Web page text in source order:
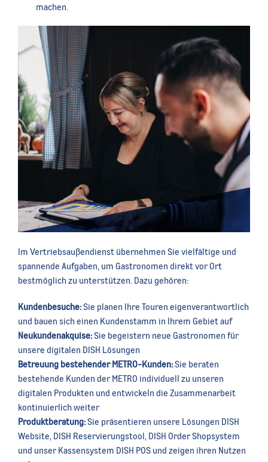
machen.
Im Vertriebsaußendienst übernehmen Sie vielfältige und
spannende Aufgaben, um Gastronomen direkt vor Ort
bestmöglich zu unterstützen. Dazu gehören:
Kundenbesuche:Sie planen Ihre Touren eigenverantwortlich
und bauen sich einen Kundenstamm in Ihrem Gebiet auf
Neukundenakquise:Sie begeistern neue Gastronomen für
unsere digitalen DISH Lösungen
Betreuung bestehender METRO-Kunden:Sie beraten
bestehende Kunden der METRO individuell zu unseren
digitalen Produkten und entwickeln die Zusammenarbeit
kontinuierlich weiter
Produktberatung:Sie präsentieren unsere Lösungen DISH
Website, DISH Reservierungstool, DISH Order Shopsystem
und unser Kassensystem DISH POS und zeigen ihren Nutzen